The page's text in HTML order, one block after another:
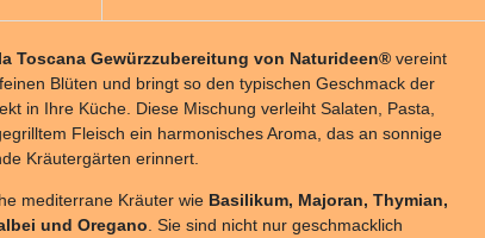
Toscana Gewürzzubereitung von Naturideen® vereint
Blüten und bringt so den typischen Geschmack der
in Ihre Küche. Diese Mischung verleiht Salaten, Pasta,
Fleisch ein harmonisches Aroma, das an sonnige
Kräutergärten erinnert.
mediterrane Kräuter wie Basilikum, Majoran, Thymian,
und Oregano . Sie sind nicht nur geschmacklich